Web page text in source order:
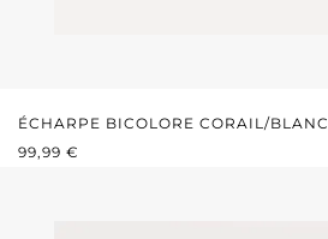
ÉCHARPE BICOLORE CORAIL/BLANC
PRIX RÉGULIER :
99,99 €